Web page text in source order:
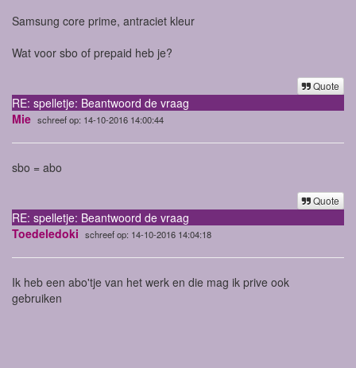
Samsung core prime, antraciet kleur
Wat voor sbo of prepaid heb je?
Quote
RE: spelletje: Beantwoord de vraag
Mie schreef op: 14-10-2016 14:00:44
sbo = abo
Quote
RE: spelletje: Beantwoord de vraag
Toedeledoki schreef op: 14-10-2016 14:04:18
Ik heb een abo'tje van het werk en die mag ik prive ook
gebruiken